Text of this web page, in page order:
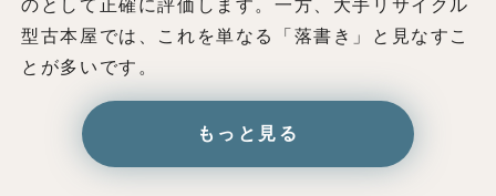
のとして正確に評価します。一方、大手リサイクル
型古本屋では、これを単なる「落書き」と見なすこ
とが多いです。
もっと見る